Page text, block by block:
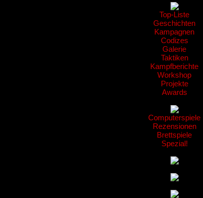
Top-Liste
Geschichten
Kampagnen
Codizes
Galerie
Taktiken
Kampfberichte
Workshop
Projekte
Awards
Computerspiele
Rezensionen
Brettspiele
Spezial!